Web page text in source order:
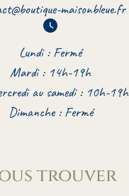
maisonbleue.fr
Lundi : Fermé
Mardi : 14h-19h
au samedi : 10h-19h
Dimanche : Fermé
trouver